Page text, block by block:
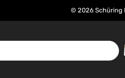
© 2026 Schüring